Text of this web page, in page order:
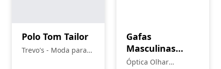
Polo Tom Tailor
Trevo's - Moda para
Gafas
Masculinas
Carrera
Óptica Olhar